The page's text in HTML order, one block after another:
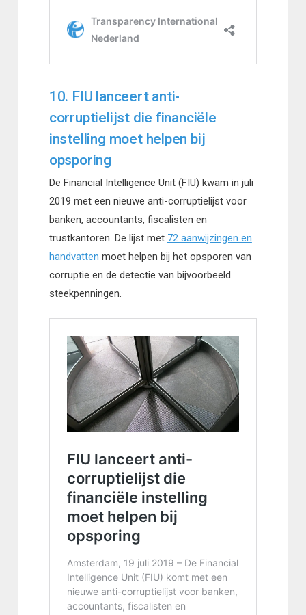
10. FIU lanceert anti-
corruptielijst die financiële
instelling moet helpen bij
opsporing
De Financial Intelligence Unit (FIU) kwam in juli
2019 met een nieuwe anti-corruptielijst voor
banken, accountants, fiscalisten en
trustkantoren. De lijst met 72 aanwijzingen en
handvatten moet helpen bij het opsporen van
corruptie en de detectie van bijvoorbeeld
steekpenningen.